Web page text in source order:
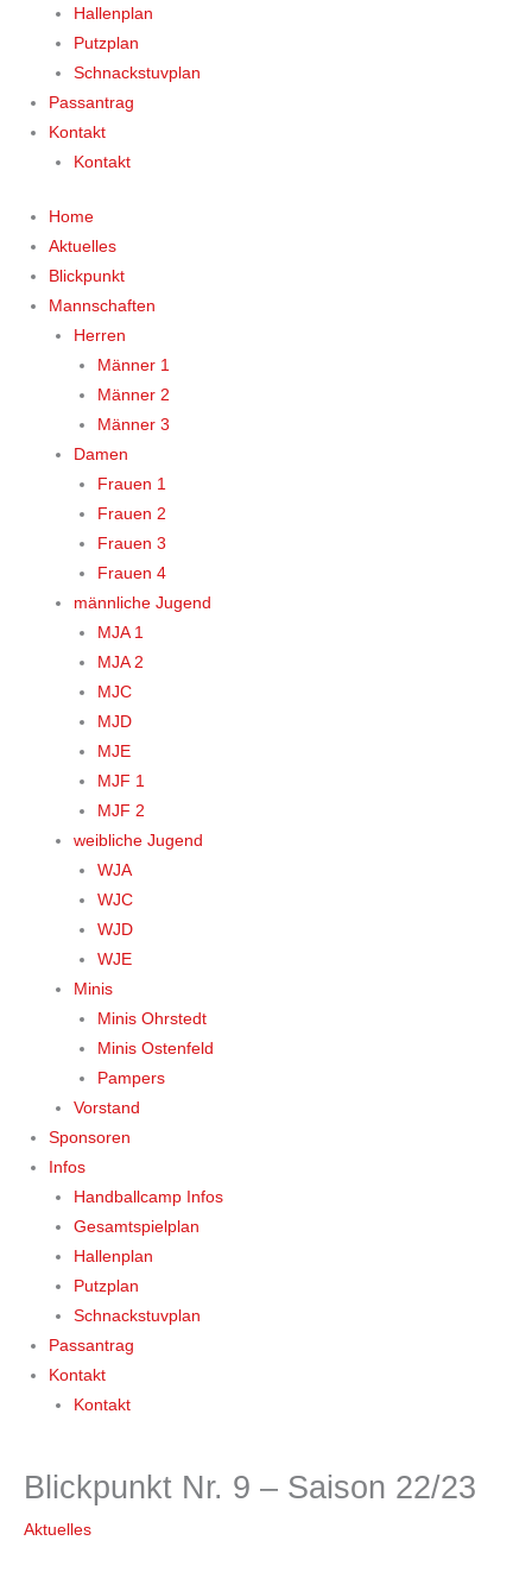
Hallenplan
Putzplan
Schnackstuvplan
Passantrag
Kontakt
Kontakt
Home
Aktuelles
Blickpunkt
Mannschaften
Herren
Männer 1
Männer 2
Männer 3
Damen
Frauen 1
Frauen 2
Frauen 3
Frauen 4
männliche Jugend
MJA 1
MJA 2
MJC
MJD
MJE
MJF 1
MJF 2
weibliche Jugend
WJA
WJC
WJD
WJE
Minis
Minis Ohrstedt
Minis Ostenfeld
Pampers
Vorstand
Sponsoren
Infos
Handballcamp Infos
Gesamtspielplan
Hallenplan
Putzplan
Schnackstuvplan
Passantrag
Kontakt
Kontakt
Blickpunkt Nr. 9 – Saison 22/23
Aktuelles